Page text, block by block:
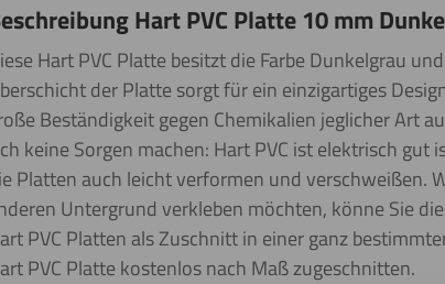
Hart PVC Platte 10 mm
Hart PVC Platte besitzt die Farbe Dunkelgrau
der Platte sorgt für ein einzigartiges
Beständigkeit gegen Chemikalien jeglicher Art
keine Sorgen machen: Hart PVC ist elektrisch
Platten auch leicht verformen und verschweißen.
Untergrund verkleben möchten, könne Sie
PVC Platten als Zuschnitt in einer ganz
PVC Platte kostenlos nach Maß zugeschnitten.